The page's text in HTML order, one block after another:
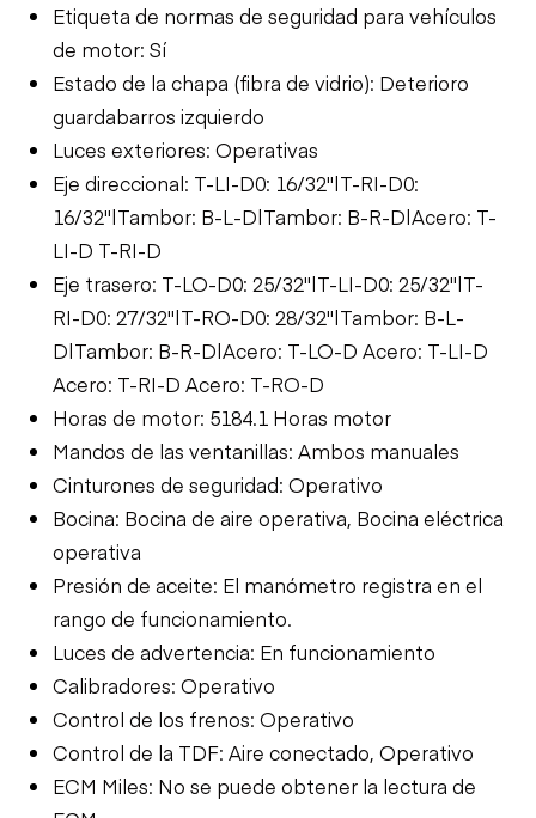
Etiqueta de normas de seguridad para vehículos
de motor: Sí
Estado de la chapa (fibra de vidrio): Deterioro
guardabarros izquierdo
Luces exteriores: Operativas
Eje direccional: T-LI-D0: 16/32"|T-RI-D0:
16/32"|Tambor: B-L-D|Tambor: B-R-D|Acero: T-
LI-D T-RI-D
Eje trasero: T-LO-D0: 25/32"|T-LI-D0: 25/32"|T-
RI-D0: 27/32"|T-RO-D0: 28/32"|Tambor: B-L-
D|Tambor: B-R-D|Acero: T-LO-D Acero: T-LI-D
Acero: T-RI-D Acero: T-RO-D
Horas de motor: 5184.1 Horas motor
Mandos de las ventanillas: Ambos manuales
Cinturones de seguridad: Operativo
Bocina: Bocina de aire operativa, Bocina eléctrica
operativa
Presión de aceite: El manómetro registra en el
rango de funcionamiento.
Luces de advertencia: En funcionamiento
Calibradores: Operativo
Control de los frenos: Operativo
Control de la TDF: Aire conectado, Operativo
ECM Miles: No se puede obtener la lectura de